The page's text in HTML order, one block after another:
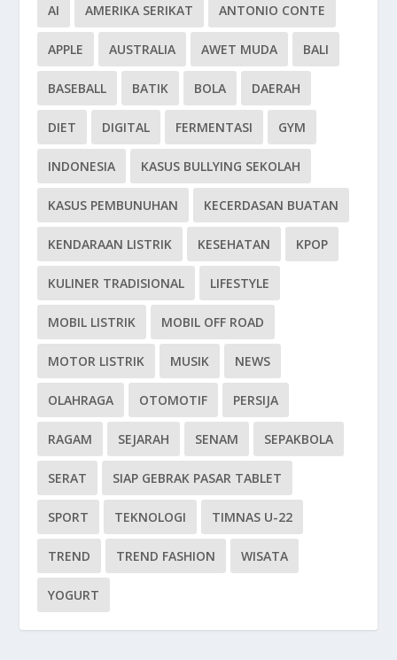
AI AMERIKA SERIKAT ANTONIO CONTE
APPLE AUSTRALIA AWET MUDA BALI
BASEBALL BATIK BOLA DAERAH
DIET DIGITAL FERMENTASI GYM
INDONESIA KASUS BULLYING SEKOLAH
KASUS PEMBUNUHAN KECERDASAN BUATAN
KENDARAAN LISTRIK KESEHATAN KPOP
KULINER TRADISIONAL LIFESTYLE
MOBIL LISTRIK MOBIL OFF ROAD
MOTOR LISTRIK MUSIK NEWS
OLAHRAGA OTOMOTIF PERSIJA
RAGAM SEJARAH SENAM SEPAKBOLA
SERAT SIAP GEBRAK PASAR TABLET
SPORT TEKNOLOGI TIMNAS U-22
TREND TREND FASHION WISATA
YOGURT